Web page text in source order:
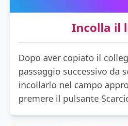
Incolla il
Dopo aver copiato il
passaggio successivo da
incollarlo nel campo
premere il pulsante